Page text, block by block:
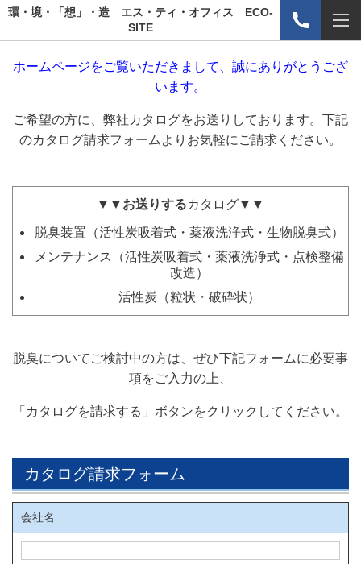
環・境・「想」・造 エス・ティ・オフィス ECO-
SITE
ホームページをご覧いただきまして、誠にありがとうござ
います。
ご希望の方に、弊社カタログをお送りしております。 下記
のカタログ請求フォームよりお気軽にご請求ください。
▼▼お送りするカタログ▼▼
脱臭装置（活性炭吸着式・薬液洗浄式・生物脱臭式）
メンテナンス（活性炭吸着式・薬液洗浄式・点検整備
改造）
活性炭（粒状・破砕状）
脱臭についてご検討中の方は、ぜひ下記フォームに必要事
項をご入力の上、
「カタログを請求する」ボタンをクリックしてください。
カタログ請求フォーム
会社名